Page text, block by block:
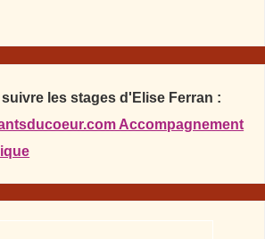
les stages d'Elise Ferran :
Accompagnement